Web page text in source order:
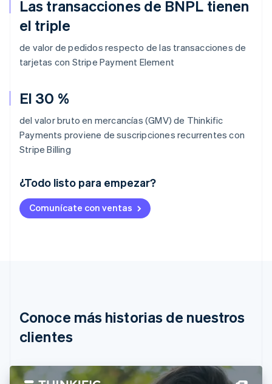
Las transacciones de BNPL tienen
el triple
de valor de pedidos respecto de las transacciones de
tarjetas con Stripe Payment Element
El 30 %
del valor bruto en mercancías (GMV) de Thinkific
Payments proviene de suscripciones recurrentes con
Stripe Billing
¿Todo listo para empezar?
Comunícate con ventas
Conoce más historias de nuestros
clientes
Alemania
DeutschEnglish
Australia
Bulgaria
English
Canadá
China continental
简体中文 English